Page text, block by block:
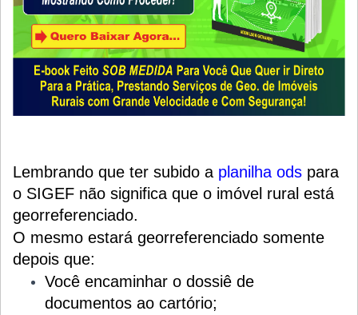
Lembrando que ter subido a planilha ods para
o SIGEF não significa que o imóvel rural está
georreferenciado.
O mesmo estará georreferenciado somente
depois que:
Você encaminhar o dossiê de
documentos ao cartório;